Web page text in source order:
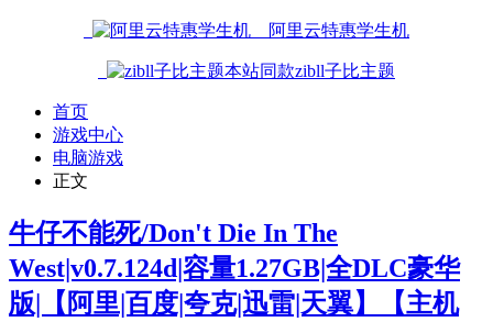
阿里云特惠学生机
本站同款zibll子比主题
首页
游戏中心
电脑游戏
正文
牛仔不能死/Don't Die In The
West|v0.7.124d|容量1.27GB|全DLC豪华
版|【阿里|百度|夸克|迅雷|天翼】
【主机